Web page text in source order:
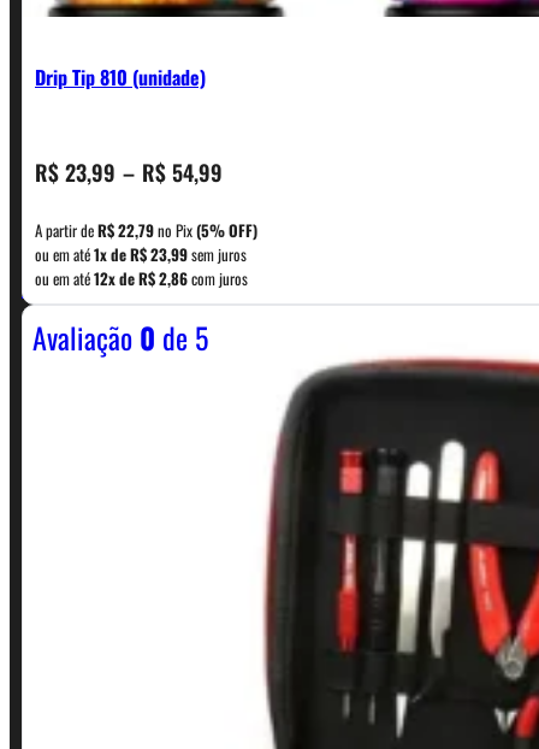
Drip Tip 810 (unidade)
R$23,99 – R$54,99
preço:
R$ 23,99
através
A partir deR$22,79no Pix(5% OFF)
ou em até1x deR$23,99sem juros
ou em até12x deR$2,86com juros
Avaliação0 de 5
CONTATO
WhatsApp: (11) 5229-0120
Política de Horario e Fretes